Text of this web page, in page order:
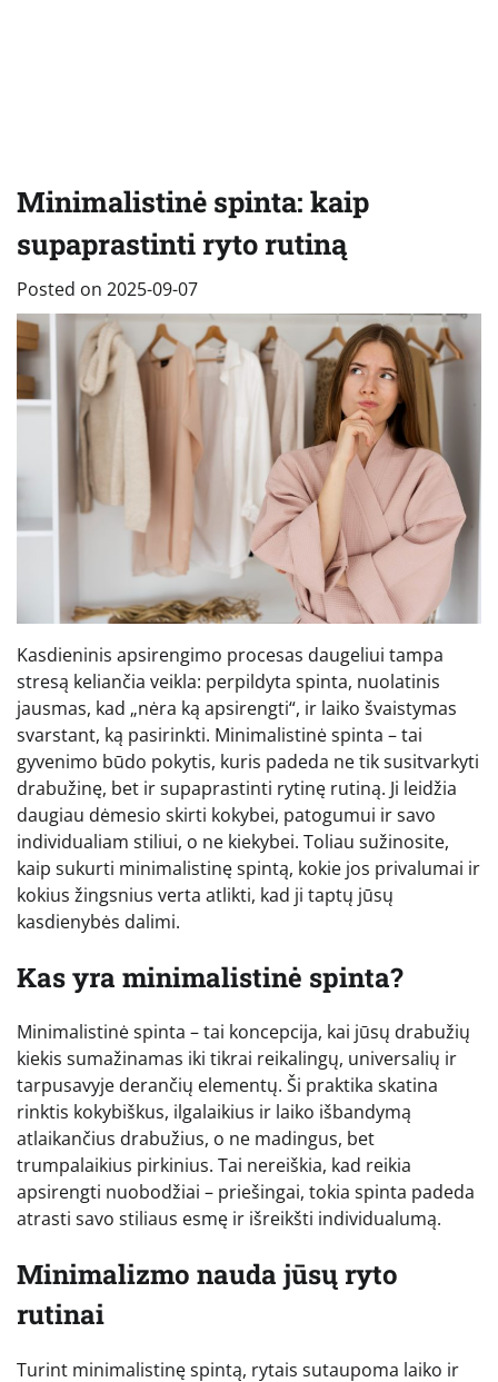
Minimalistinė spinta: kaip
supaprastinti ryto rutiną
Posted on 2025-09-07
Kasdieninis apsirengimo procesas daugeliui tampa
stresą keliančia veikla: perpildyta spinta, nuolatinis
jausmas, kad „nėra ką apsirengti“, ir laiko švaistymas
svarstant, ką pasirinkti. Minimalistinė spinta – tai
gyvenimo būdo pokytis, kuris padeda ne tik susitvarkyti
drabužinę, bet ir supaprastinti rytinę rutiną. Ji leidžia
daugiau dėmesio skirti kokybei, patogumui ir savo
individualiam stiliui, o ne kiekybei. Toliau sužinosite,
kaip sukurti minimalistinę spintą, kokie jos privalumai ir
kokius žingsnius verta atlikti, kad ji taptų jūsų
kasdienybės dalimi.
Kas yra minimalistinė spinta?
Minimalistinė spinta – tai koncepcija, kai jūsų drabužių
kiekis sumažinamas iki tikrai reikalingų, universalių ir
tarpusavyje derančių elementų. Ši praktika skatina
rinktis kokybiškus, ilgalaikius ir laiko išbandymą
atlaikančius drabužius, o ne madingus, bet
trumpalaikius pirkinius. Tai nereiškia, kad reikia
apsirengti nuobodžiai – priešingai, tokia spinta padeda
atrasti savo stiliaus esmę ir išreikšti individualumą.
Minimalizmo nauda jūsų ryto
rutinai
Turint minimalistinę spintą, rytais sutaupoma laiko ir